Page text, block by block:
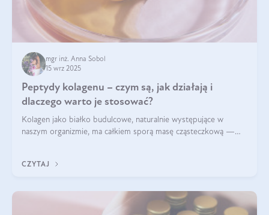
mgr inż. Anna Sobol
15 wrz 2025
Peptydy kolagenu – czym są, jak działają i
dlaczego warto je stosować?
Kolagen jako białko budulcowe, naturalnie występujące w
naszym organizmie, ma całkiem sporą masę cząsteczkową —
bardziej biodostępny
CZYTAJ